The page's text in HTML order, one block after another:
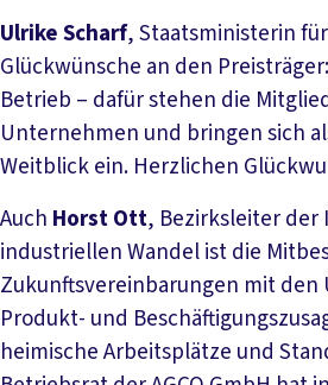
Ulrike Scharf, Staatsministerin
Glückwünsche an den
Betrieb – dafür stehen die
Unternehmen und bringen sich
Weitblick ein. Herzlichen
Auch Horst Ott, Bezirksleiter der
industriellen Wandel ist die
Zukunftsvereinbarungen mit
Produkt- und
heimische Arbeitsplätze und